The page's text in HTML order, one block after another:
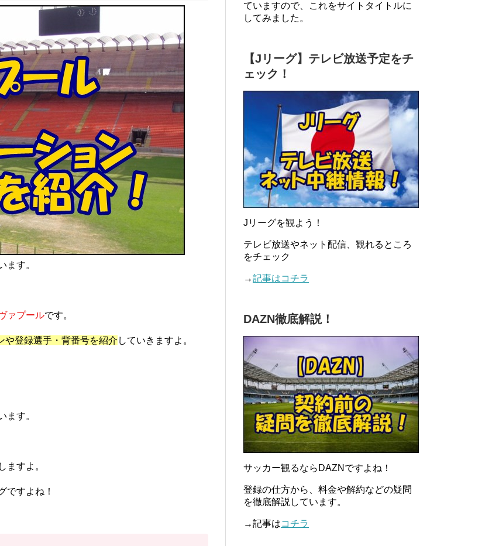
ます。
ァプールです。
や登録選手・背番号を紹介 していきますよ。
ます。
ますよ。
ですよね！
ていますので、これをサイトタイトルに
してみました。
【Jリーグ】テレビ放送予定をチ
ェック！
Jリーグを観よう！
テレビ放送やネット配信、観れるところ
をチェック
→記事はコチラ
DAZN徹底解説！
サッカー観るならDAZNですよね！
登録の仕方から、料金や解約などの疑問
を徹底解説しています。
→記事はコチラ